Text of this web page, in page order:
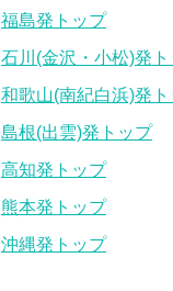
福島発トップ
石川(金沢・小松)発
和歌山(南紀白浜)発
島根(出雲)発トップ
高知発トップ
熊本発トップ
沖縄発トップ